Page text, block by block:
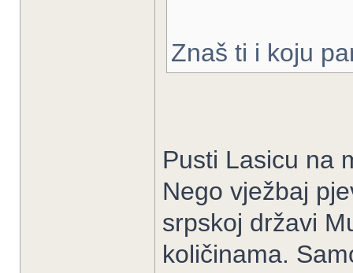
Znaš ti i koju
Pusti Lasicu na
Nego vježbaj
srpskoj državi
količinama.